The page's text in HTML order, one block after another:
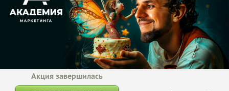
Акция завершилась